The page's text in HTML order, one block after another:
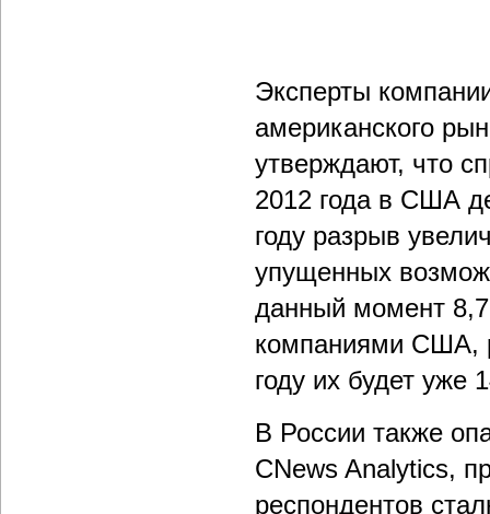
Эксперты
американского
утверждают, что
2012 года в США
году разрыв
упущенных
данный момент
компаниями США,
году их будет уже
В России также
CNews Analytics,
респондентов